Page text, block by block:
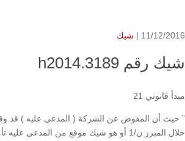
11/12/2016 | شيك
شيك رقم h2014.3189
مبدأ قانوني 21
خلال المبرز ن/1 أو هو شيك موقع من